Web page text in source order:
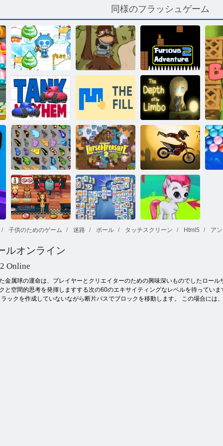
同様のフラッシュゲーム
ボムイット2 ストレイ騎士 激怒の冒険2
タンクメイヘ
ム
塗りつぶし リンボの深さ
バタフライ京
都
呪われた宝物2 モトX3M
リーの新たな
始まり
子供のためのゲーム 迷路 ボール タッチスクリーン Html5 ア
ルオンライン
Online
金属球の運命は、プレイヤーとクリエイターのための興味深いものでしたロー
と空間的思考を発揮しますする次の60のエキサイティングなレベルを待ってい
ックを作成していないながら断片パスでブロックを移動します。 この場合に